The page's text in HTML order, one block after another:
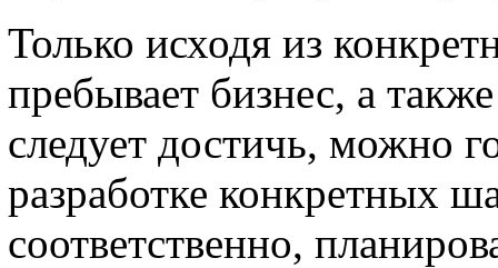
Только исходя из
пребывает бизнес, а
следует достичь, можно
разработке конкретных
соответственно,